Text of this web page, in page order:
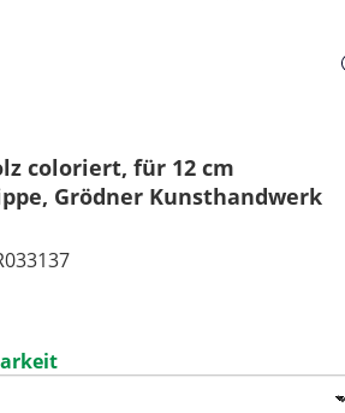
coloriert, für 12 cm
Grödner Kunsthandwerk